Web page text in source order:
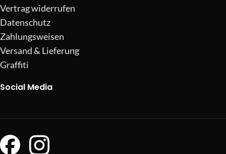
Vertrag widerrufen
Datenschutz
Zahlungsweisen
Versand & Lieferung
Graffiti
Social Media